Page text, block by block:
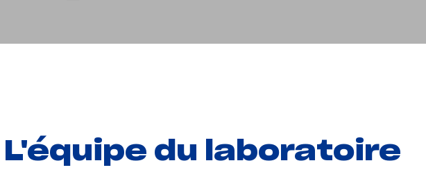
L'équipe du laboratoire